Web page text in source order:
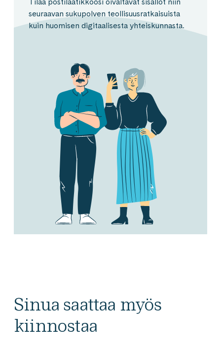
seuraavan sukupolven teollisuusratkaisuista
kuin huomisen digitaalisesta yhteiskunnasta.
Sinua saattaa myös
kiinnostaa